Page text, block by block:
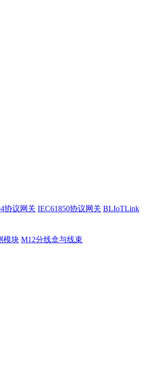
协议网关 IEC61850协议网关 BLIoTLink
模块 M12分线盒与线束